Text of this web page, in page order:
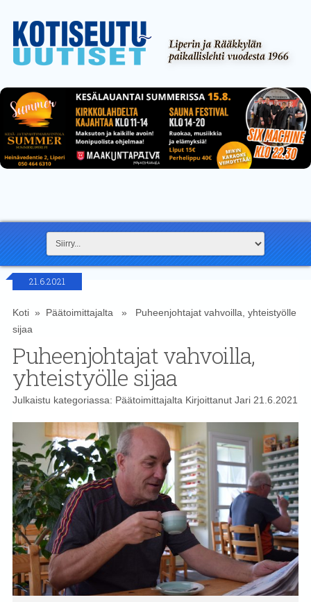
21.6.2021
Koti» Päätoimittajalta» Puheenjohtajat vahvoilla, yhteistyölle
sijaa
Puheenjohtajat vahvoilla,
yhteistyölle sijaa
Julkaistu kategoriassa: PäätoimittajaltaKirjoittanut Jari21.6.2021